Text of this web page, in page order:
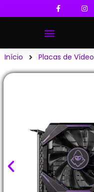
Início Placas de Vídeo